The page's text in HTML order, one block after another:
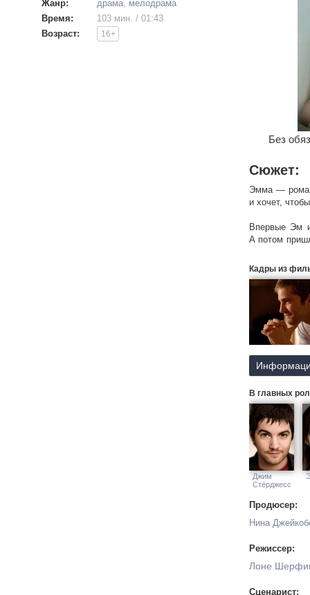
Жанр:
драма, мелодрама
Время:
103 мин. / 01:43
Возраст:
16+
Без
Сюжет:
Эмма —
и хочет,
Впервые Эм
А потом
ОДИН ДЕНЬ?
Кадры из
В главных
Джим
Стёрджесс
Продюсер:
Нина
Режиссер:
Лоне
Сценарист: